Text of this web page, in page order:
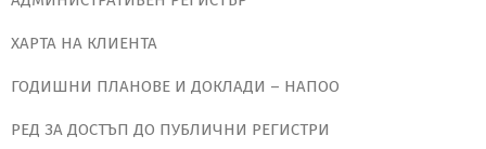
ХАРТА НА КЛИЕНТА
ГОДИШНИ ПЛАНОВЕ И ДОКЛАДИ – НАПОО
РЕД ЗА ДОСТЪП ДО ПУБЛИЧНИ РЕГИСТРИ